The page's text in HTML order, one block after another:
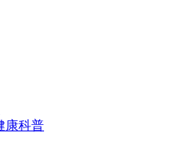
康科普